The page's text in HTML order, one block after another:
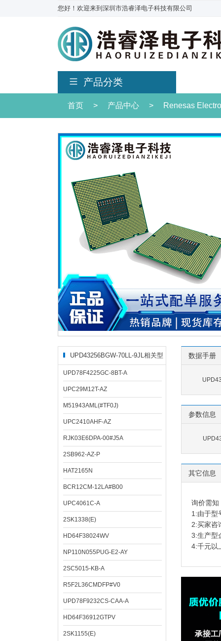
您好！欢迎来到深圳市浩睿泽电子科技有限公司
产品分类
首页 > 产品中心 > Renesas
UPD43256BGW-70LL-9JL相关型
号UPD78F4225GC-8BT-A
UPC29M12T-AZ
M51943AML(#TF0J)
UPC2410AHF-AZ
RJK03E6DPA-00#J5A
2SB962-AZ-P
HAT2165N
BCR12CM-12LA#B00
UPC4061C-A
2SK1338(E)
HD64F38024WV
NP110N055PUG-E2-AY
2SC5015-KB-A
R5F2L36CMDFP#V0
UPD78F9232CS-CAA-A
HD64F36912GTPV
2SK1155(E)
数据手册
参数信息
其它信息
询价需知
1:由于型
2:买家咨
3:生产型
4:千元以